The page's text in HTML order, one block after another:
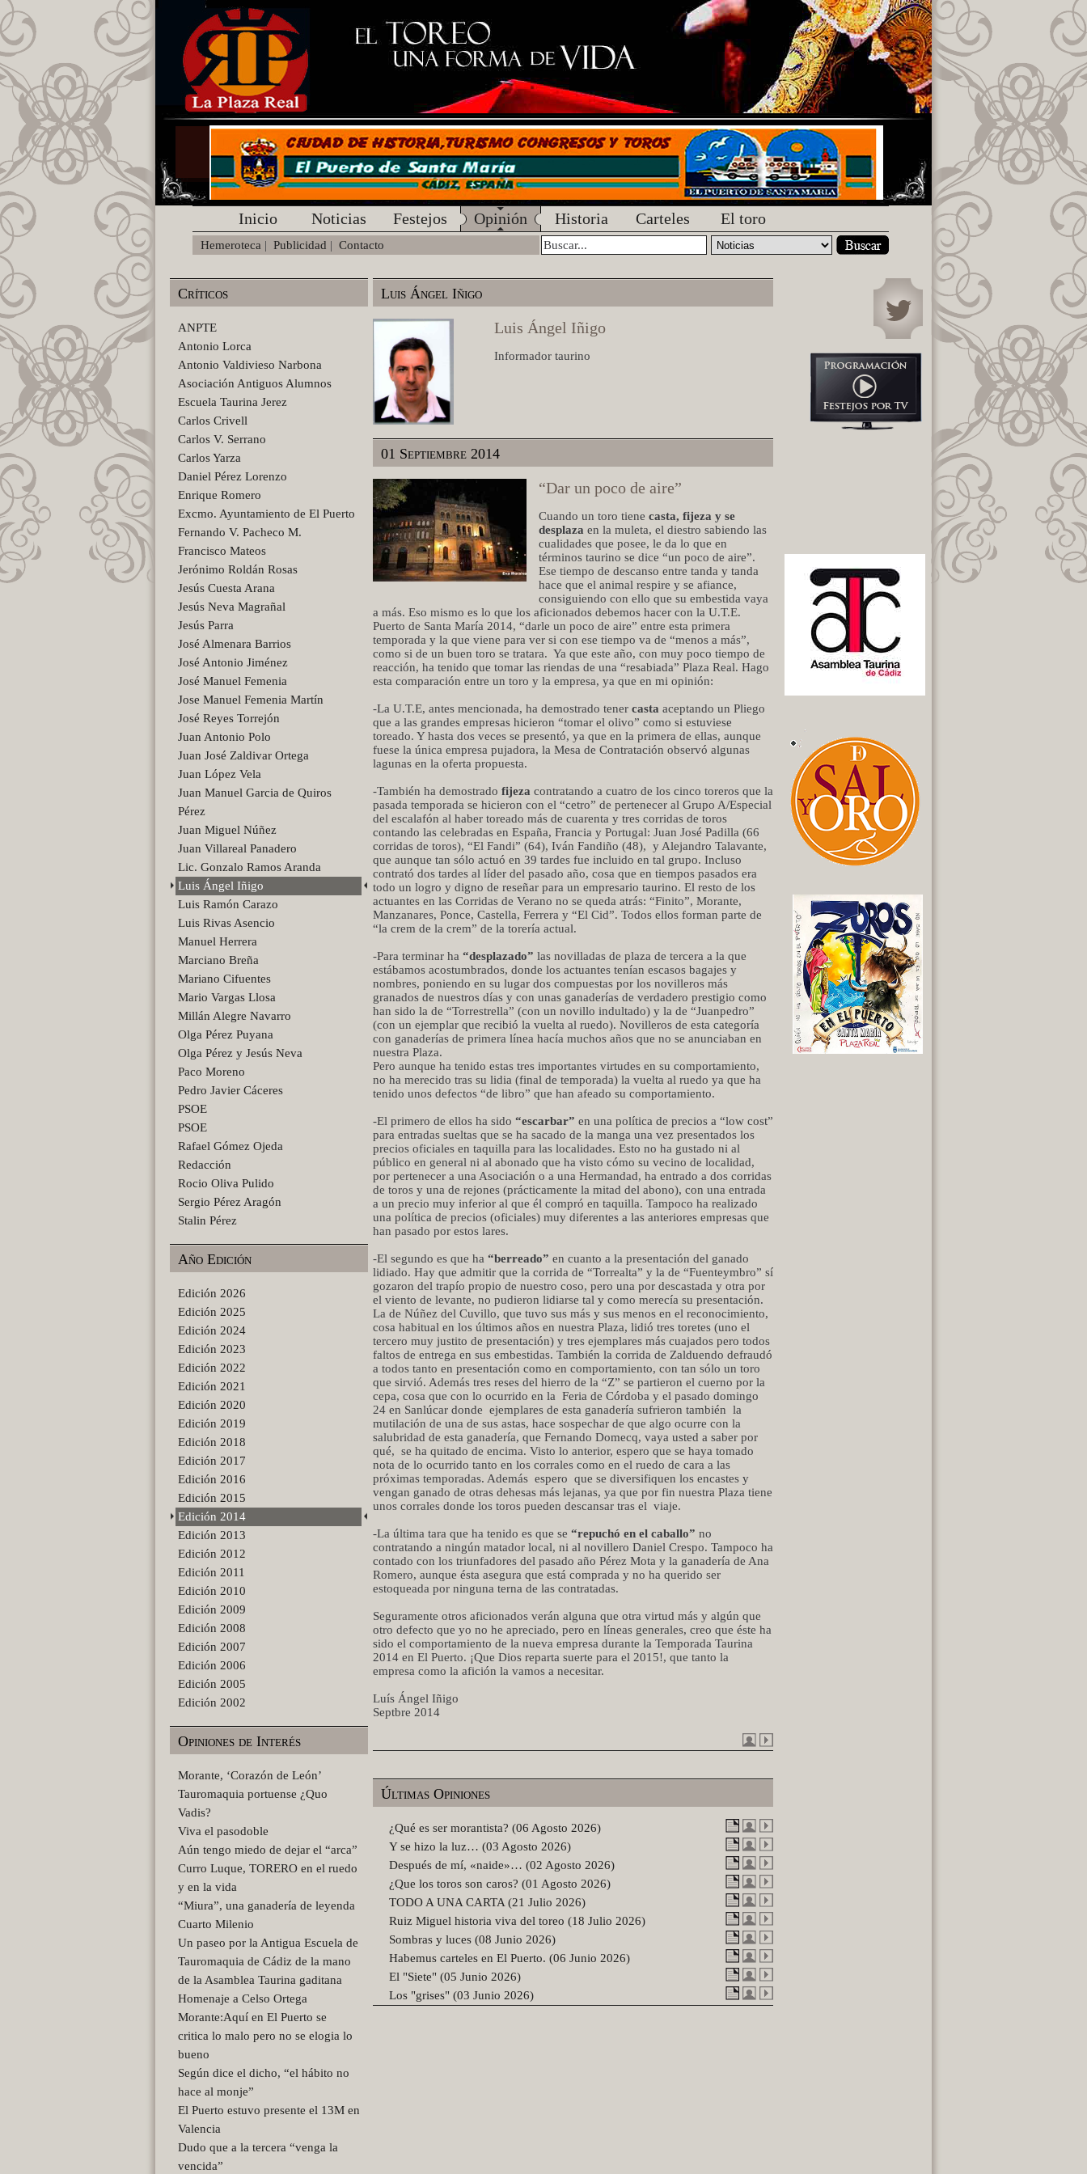
Inicio Noticias Festejos Opinión Historia Carteles El toro
Hemeroteca | Publicidad | Contacto
Críticos
ANPTE
Antonio Lorca
Antonio Valdivieso Narbona
Asociación Antiguos Alumnos
Escuela Taurina Jerez
Carlos Crivell
Carlos V. Serrano
Carlos Yarza
Daniel Pérez Lorenzo
Enrique Romero
Excmo. Ayuntamiento de El Puerto
Fernando V. Pacheco M.
Francisco Mateos
Jerónimo Roldán Rosas
Jesús Cuesta Arana
Jesús Neva Magrañal
Jesús Parra
José Almenara Barrios
José Antonio Jiménez
José Manuel Femenia
Jose Manuel Femenia Martín
José Reyes Torrejón
Juan Antonio Polo
Juan José Zaldivar Ortega
Juan López Vela
Juan Manuel Garcia de Quiros
Pérez
Juan Miguel Núñez
Juan Villareal Panadero
Lic. Gonzalo Ramos Aranda
Luis Ángel Iñigo
Luis Ramón Carazo
Luis Rivas Asencio
Manuel Herrera
Marciano Breña
Mariano Cifuentes
Mario Vargas Llosa
Millán Alegre Navarro
Olga Pérez Puyana
Olga Pérez y Jesús Neva
Paco Moreno
Pedro Javier Cáceres
PSOE
PSOE
Rafael Gómez Ojeda
Redacción
Rocio Oliva Pulido
Sergio Pérez Aragón
Stalin Pérez
Año Edición
Edición 2026
Edición 2025
Edición 2024
Edición 2023
Edición 2022
Edición 2021
Edición 2020
Edición 2019
Edición 2018
Edición 2017
Edición 2016
Edición 2015
Edición 2014
Edición 2013
Edición 2012
Edición 2011
Edición 2010
Edición 2009
Edición 2008
Edición 2007
Edición 2006
Edición 2005
Edición 2002
Opiniones de Interés
Morante, ‘Corazón de León’
Tauromaquia portuense ¿Quo
Vadis?
Viva el pasodoble
Aún tengo miedo de dejar el “arca”
Curro Luque, TORERO en el ruedo
y en la vida
“Miura”, una ganadería de leyenda
Cuarto Milenio
Un paseo por la Antigua Escuela de
Tauromaquia de Cádiz de la mano
de la Asamblea Taurina gaditana
Homenaje a Celso Ortega
Morante:Aquí en El Puerto se
critica lo malo pero no se elogia lo
bueno
Según dice el dicho, “el hábito no
hace al monje”
El Puerto estuvo presente el 13M en
Valencia
Dudo que a la tercera “venga la
vencida”
Luis Ángel Iñigo
Luis Ángel Iñigo
Informador taurino
01 Septiembre 2014
“Dar un poco de aire”
Cuando un toro tiene casta, fijeza y se
desplaza en la muleta, el diestro sabiendo las
cualidades que posee, le da lo que en
términos taurino se dice “un poco de aire”.
Ese tiempo de descanso entre tanda y tanda
hace que el animal respire y se afiance,
consiguiendo con ello que su embestida vaya
a más. Eso mismo es lo que los aficionados debemos hacer con la U.T.E.
Puerto de Santa María 2014, “darle un poco de aire” entre esta primera
temporada y la que viene para ver si con ese tiempo va de “menos a más”,
como si de un buen toro se tratara. Ya que este año, con muy poco tiempo de
reacción, ha tenido que tomar las riendas de una “resabiada” Plaza Real. Hago
esta comparación entre un toro y la empresa, ya que en mi opinión:
-La U.T.E, antes mencionada, ha demostrado tener casta aceptando un Pliego
que a las grandes empresas hicieron “tomar el olivo” como si estuviese
toreado. Y hasta dos veces se presentó, ya que en la primera de ellas, aunque
fuese la única empresa pujadora, la Mesa de Contratación observó algunas
lagunas en la oferta propuesta.
-También ha demostrado fijeza contratando a cuatro de los cinco toreros que la
pasada temporada se hicieron con el “cetro” de pertenecer al Grupo A/Especial
del escalafón al haber toreado más de cuarenta y tres corridas de toros
contando las celebradas en España, Francia y Portugal: Juan José Padilla (66
corridas de toros), “El Fandi” (64), Iván Fandiño (48), y Alejandro Talavante,
que aunque tan sólo actuó en 39 tardes fue incluido en tal grupo. Incluso
contrató dos tardes al líder del pasado año, cosa que en tiempos pasados era
todo un logro y digno de reseñar para un empresario taurino. El resto de los
actuantes en las Corridas de Verano no se queda atrás: “Finito”, Morante,
Manzanares, Ponce, Castella, Ferrera y “El Cid”. Todos ellos forman parte de
“la crem de la crem” de la torería actual.
-Para terminar ha “desplazado” las novilladas de plaza de tercera a la que
estábamos acostumbrados, donde los actuantes tenían escasos bagajes y
nombres, poniendo en su lugar dos compuestas por los novilleros más
granados de nuestros días y con unas ganaderías de verdadero prestigio como
han sido la de “Torrestrella” (con un novillo indultado) y la de “Juanpedro”
(con un ejemplar que recibió la vuelta al ruedo). Novilleros de esta categoría
con ganaderías de primera línea hacía muchos años que no se anunciaban en
nuestra Plaza.
Pero aunque ha tenido estas tres importantes virtudes en su comportamiento,
no ha merecido tras su lidia (final de temporada) la vuelta al ruedo ya que ha
tenido unos defectos “de libro” que han afeado su comportamiento.
-El primero de ellos ha sido “escarbar” en una política de precios a “low cost”
para entradas sueltas que se ha sacado de la manga una vez presentados los
precios oficiales en taquilla para las localidades. Esto no ha gustado ni al
público en general ni al abonado que ha visto cómo su vecino de localidad,
por pertenecer a una Asociación o a una Hermandad, ha entrado a dos corridas
de toros y una de rejones (prácticamente la mitad del abono), con una entrada
a un precio muy inferior al que él compró en taquilla. Tampoco ha realizado
una política de precios (oficiales) muy diferentes a las anteriores empresas que
han pasado por estos lares.
-El segundo es que ha “berreado” en cuanto a la presentación del ganado
lidiado. Hay que admitir que la corrida de “Torrealta” y la de “Fuenteymbro” sí
gozaron del trapío propio de nuestro coso, pero una por descastada y otra por
el viento de levante, no pudieron lidiarse tal y como merecía su presentación.
La de Núñez del Cuvillo, que tuvo sus más y sus menos en el reconocimiento,
cosa habitual en los últimos años en nuestra Plaza, lidió tres toretes (uno el
tercero muy justito de presentación) y tres ejemplares más cuajados pero todos
faltos de entrega en sus embestidas. También la corrida de Zalduendo defraudó
a todos tanto en presentación como en comportamiento, con tan sólo un toro
que sirvió. Además tres reses del hierro de la “Z” se partieron el cuerno por la
cepa, cosa que con lo ocurrido en la Feria de Córdoba y el pasado domingo
24 en Sanlúcar donde ejemplares de esta ganadería sufrieron también la
mutilación de una de sus astas, hace sospechar de que algo ocurre con la
salubridad de esta ganadería, que Fernando Domecq, vaya usted a saber por
qué, se ha quitado de encima. Visto lo anterior, espero que se haya tomado
nota de lo ocurrido tanto en los corrales como en el ruedo de cara a las
próximas temporadas. Además espero que se diversifiquen los encastes y
vengan ganado de otras dehesas más lejanas, ya que por fin nuestra Plaza tiene
unos corrales donde los toros pueden descansar tras el viaje.
-La última tara que ha tenido es que se “repuchó en el caballo” no
contratando a ningún matador local, ni al novillero Daniel Crespo. Tampoco ha
contado con los triunfadores del pasado año Pérez Mota y la ganadería de Ana
Romero, aunque ésta asegura que está comprada y no ha querido ser
estoqueada por ninguna terna de las contratadas.
Seguramente otros aficionados verán alguna que otra virtud más y algún que
otro defecto que yo no he apreciado, pero en líneas generales, creo que éste ha
sido el comportamiento de la nueva empresa durante la Temporada Taurina
2014 en El Puerto. ¡Que Dios reparta suerte para el 2015!, que tanto la
empresa como la afición la vamos a necesitar.
Luís Ángel Iñigo
Septbre 2014
Últimas Opiniones
¿Qué es ser morantista? (06 Agosto 2026)
Y se hizo la luz… (03 Agosto 2026)
Después de mí, «naide»… (02 Agosto 2026)
¿Que los toros son caros? (01 Agosto 2026)
TODO A UNA CARTA (21 Julio 2026)
Ruiz Miguel historia viva del toreo (18 Julio 2026)
Sombras y luces (08 Junio 2026)
Habemus carteles en El Puerto. (06 Junio 2026)
El "Siete" (05 Junio 2026)
Los "grises" (03 Junio 2026)